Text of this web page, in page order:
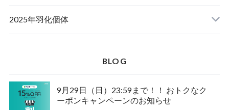
佐賀県神埼郡神埼町
福島県南会津郡産
茨城県小美玉市産
三重県いなべ市産
山形県西置賜郡小國町産
山梨県韮崎市産
青森県十和田市産
新潟県東蒲原郡阿賀町
2025年羽化個体
茨城県稲敷郡産
BLOG
9月29日（日）23:59まで！！ おトクなク
ーポンキャンペーンのお知らせ